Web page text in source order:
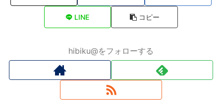
LINE コピー
hibiku@をフォローする